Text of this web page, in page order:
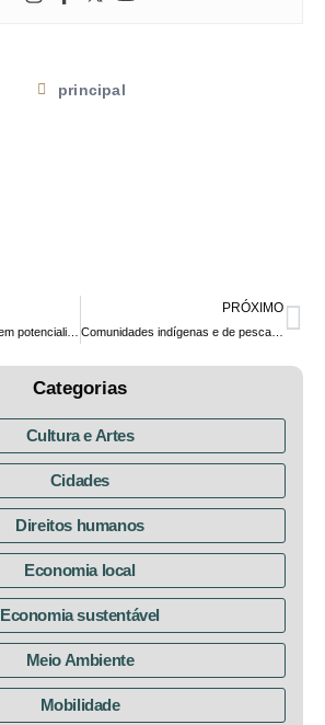
principal
PRÓXIMO
Comunidades indígenas e de pescadores artesanais do Litoral do Paraná debatem Convenção 169 da OIT
Categorias
Cultura e Artes
Cidades
Direitos humanos
Economia local
Economia sustentável
Meio Ambiente
Mobilidade